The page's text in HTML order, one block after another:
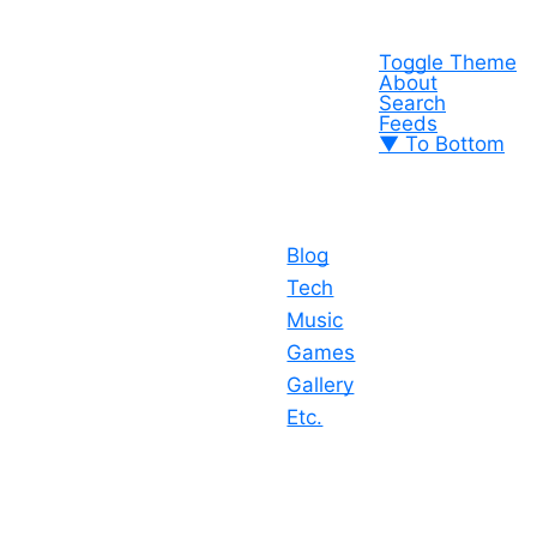
Toggle Theme
About
Search
Feeds
▼ To Bottom
Blog
Tech
Music
Games
Gallery
Etc.